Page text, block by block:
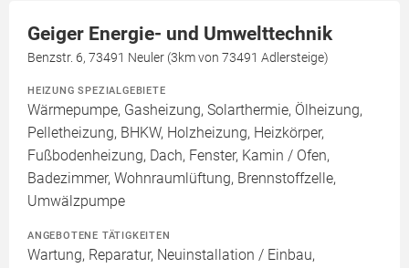
Geiger Energie- und Umwelttechnik
Benzstr. 6, 73491 Neuler (3km von 73491 Adlersteige)
HEIZUNG SPEZIALGEBIETE
Wärmepumpe, Gasheizung, Solarthermie, Ölheizung,
Pelletheizung, BHKW, Holzheizung, Heizkörper,
Fußbodenheizung, Dach, Fenster, Kamin / Ofen,
Badezimmer, Wohnraumlüftung, Brennstoffzelle,
Umwälzpumpe
ANGEBOTENE TÄTIGKEITEN
Wartung, Reparatur, Neuinstallation / Einbau,